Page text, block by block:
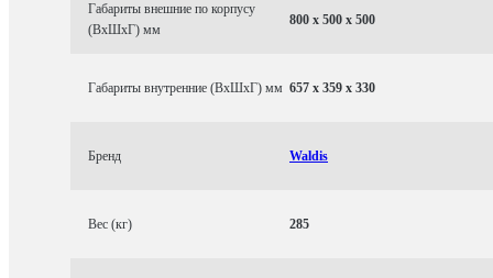
Габариты внешние по корпусу
(ВхШхГ) мм
800 x 500 x 500
Габариты внутренние (ВхШхГ) мм 657 x 359 x 330
Бренд Waldis
Вес (кг) 285